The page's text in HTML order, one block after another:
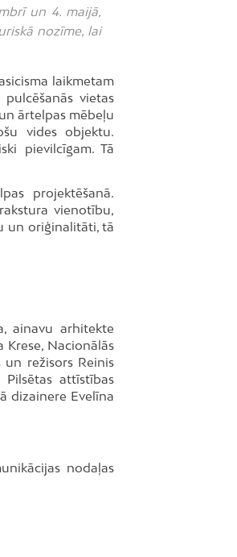
un 4. maijā,
nozīme, lai
laikmetam
vietas
ārtelpas mēbeļu
vides objektu.
pievilcīgam. Tā
projektēšanā.
vienotību,
un oriģinalitāti, tā
ainavu arhitekte
Krese, Nacionālās
režisors Reinis
attīstības
dizainere Evelīna
nodaļas